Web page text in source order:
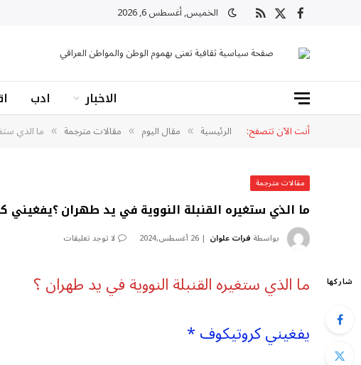
فيسبوك
X
RSS الخميس, أغسطس 6, 2026
صفحة سياسية ثقافية تعنى بهموم الوطن والمواطن العراقي
الاخبار ادب
أنت الآن تتصفح: الرئيسية » مقال اليوم » مقالات مترجمة » ما الذي
مقالات مترجمة
ما الذي ستغيره القنبلة النووية في يد طهران ؟يفغيني
بواسطة فرات علوان 26 أغسطس,2024 لا توجد تعليقات
شاركها
ما الذي ستغيره القنبلة النووية في يد طهران ؟
يفغيني كروتيكوف *